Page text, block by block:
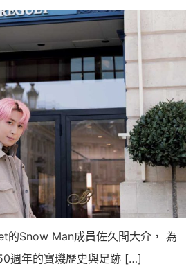
的Snow Man成員佐久間大介， 為
週年的寶璣歷史與足跡 […]